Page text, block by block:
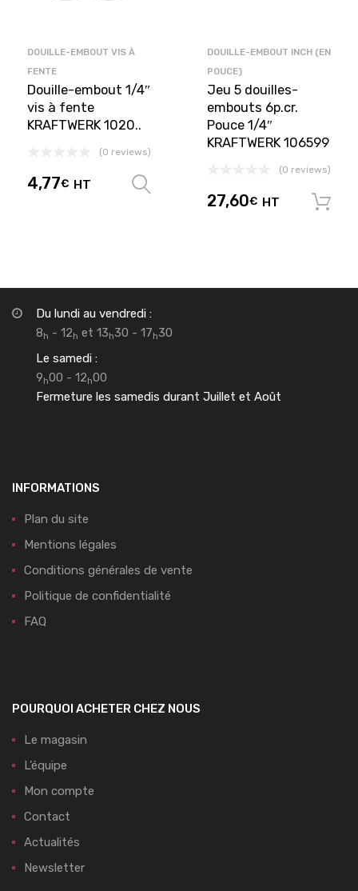
DOUILLE-EMBOUT VIS À
FENTE
Douille-embout 1/4″
vis à fente
KRAFTWERK 1020..
(0 reviews)
4,77€ HT
DOUILLE-EMBOUT INCH (EN
POUCE)
Jeu 5 douilles-
embouts 6p.cr.
Pouce 1/4″
KRAFTWERK 106599
(0 reviews)
27,60€ HT
Du lundi au vendredi :
8h - 12h et 13h30 - 17h30
Le samedi :
9h00 - 12h00
Fermeture les samedis durant Juillet et Août
INFORMATIONS
Plan du site
Mentions légales
Conditions générales de vente
Politique de confidentialité
FAQ
POURQUOI ACHETER CHEZ NOUS
Le magasin
L’équipe
Mon compte
Contact
Actualités
Newsletter